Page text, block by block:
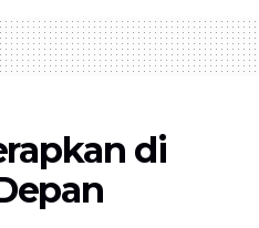
di